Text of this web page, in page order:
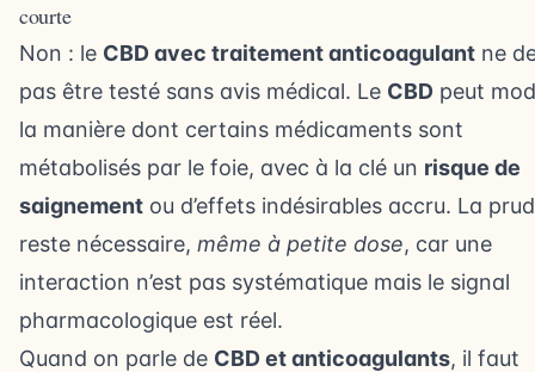
courte
Non : le CBD avec traitement anticoagulant ne
pas être testé sans avis médical. Le CBD peut
la manière dont certains médicaments sont
métabolisés par le foie, avec à la clé un risque de
saignement ou d’effets indésirables accru. La
reste nécessaire, même à petite dose, car une
interaction n’est pas systématique mais le signal
pharmacologique est réel.
Quand on parle de CBD et anticoagulants, il faut